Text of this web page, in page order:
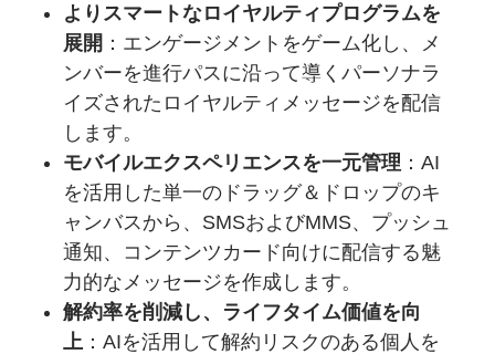
よりスマートなロイヤルティプログラムを
展開 ：エンゲージメントをゲーム化し、メ
ンバーを進行パスに沿って導くパーソナラ
イズされたロイヤルティメッセージを配信
します。
モバイルエクスペリエンスを一元管理 ：AI
を活用した単一のドラッグ＆ドロップのキ
ャンバスから、SMSおよびMMS、プッシュ
通知、コンテンツカード向けに配信する魅
力的なメッセージを作成します。
解約率を削減し、ライフタイム価値を向
上 ：AIを活用して解約リスクのある個人を